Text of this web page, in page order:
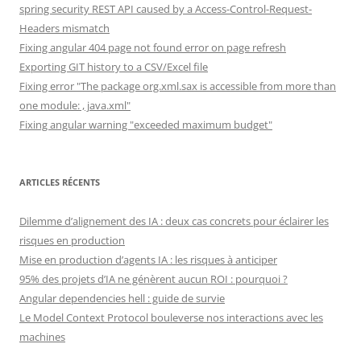
spring security REST API caused by a Access-Control-Request-
Headers mismatch
Fixing angular 404 page not found error on page refresh
Exporting GIT history to a CSV/Excel file
Fixing error "The package org.xml.sax is accessible from more than
one module: , java.xml"
Fixing angular warning "exceeded maximum budget"
ARTICLES RÉCENTS
Dilemme d’alignement des IA : deux cas concrets pour éclairer les
risques en production
Mise en production d’agents IA : les risques à anticiper
95% des projets d’IA ne génèrent aucun ROI : pourquoi ?
Angular dependencies hell : guide de survie
Le Model Context Protocol bouleverse nos interactions avec les
machines